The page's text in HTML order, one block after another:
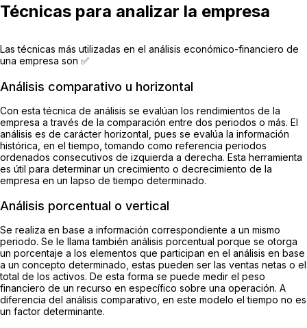
Técnicas para analizar la empresa
Las técnicas más utilizadas en el análisis económico-financiero de
una empresa son ✅
Análisis comparativo u horizontal
Con esta técnica de análisis se evalúan los rendimientos de la
empresa a través de la comparación entre dos periodos o más. El
análisis es de carácter horizontal, pues se evalúa la información
histórica, en el tiempo, tomando como referencia periodos
ordenados consecutivos de izquierda a derecha. Esta herramienta
es útil para determinar un crecimiento o decrecimiento de la
empresa en un lapso de tiempo determinado.
Análisis porcentual o vertical
Se realiza en base a información correspondiente a un mismo
periodo. Se le llama también análisis porcentual porque se otorga
un porcentaje a los elementos que participan en el análisis en base
a un concepto determinado, estas pueden ser las ventas netas o el
total de los activos. De esta forma se puede medir el peso
financiero de un recurso en específico sobre una operación. A
diferencia del análisis comparativo, en este modelo el tiempo no es
un factor determinante.